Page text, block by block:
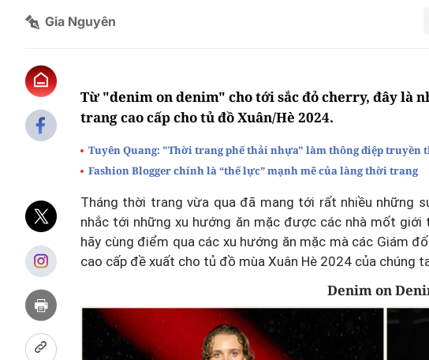
Gia Nguyên
Từ "denim on denim" cho tới sắc đỏ cherry, đây là
trang cao cấp cho tủ đồ Xuân/Hè 2024.
Tuyên Quang: "Thời trang phế thải nhựa" làm thông điệp truyền
Fashion Blogger chính là “thế lực” mạnh mẽ của làng thời trang
Tháng thời trang vừa qua đã mang tới rất nhiều những
nhắc tới những xu hướng ăn mặc được các nhà mốt giới
hãy cùng điểm qua các xu hướng ăn mặc mà các Giám
cao cấp đề xuất cho tủ đồ mùa Xuân Hè 2024 của chúng
Denim on